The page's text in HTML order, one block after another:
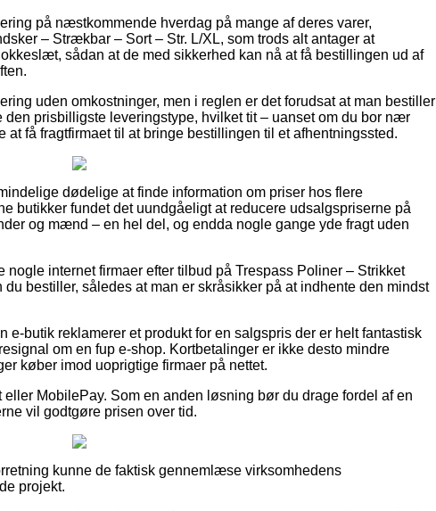
på næstkommende hverdag på mange af deres varer,
– Strækbar – Sort – Str. L/XL, som trods alt antager at
sådan at de med sikkerhed kan nå at få bestillingen ud af
uden omkostninger, men i reglen er det forudsat at man bestiller
den prisbilligste leveringstype, hvilket tit – uanset om du bor nær
få fragtfirmaet til at bringe bestillingen til et afhentningssted.
dødelige at finde information om priser hos flere
butikker fundet det uundgåeligt at reducere udsalgspriserne på
og mænd – en hel del, og endda nogle gange yde fragt uden
internet firmaer efter tilbud på Trespass Poliner – Strikket
bestiller, således at man er skråsikker på at indhente den mindst
butik reklamerer et produkt for en salgspris der er helt fantastisk
om en fup e-shop. Kortbetalinger er ikke desto mindre
køber imod uoprigtige firmaer på nettet.
MobilePay. Som en anden løsning bør du drage fordel af en
vil godtgøre prisen over tid.
kunne de faktisk gennemlæse virksomhedens
projekt.